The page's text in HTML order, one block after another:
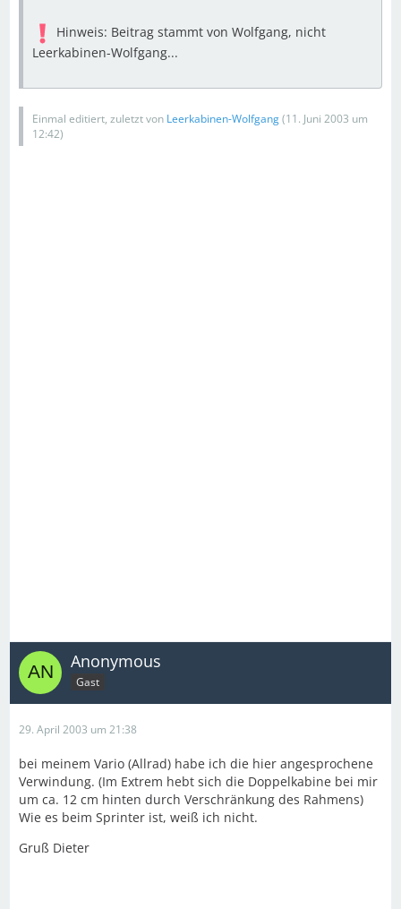
Hinweis: Beitrag stammt von Wolfgang, nicht
Leerkabinen-Wolfgang...
Einmal editiert, zuletzt von Leerkabinen-Wolfgang(11. Juni 2003 um
12:42)
Anonymous
Gast
29. April 2003 um 21:38
bei meinem Vario (Allrad) habe ich die hier angesprochene
Verwindung. (Im Extrem hebt sich die Doppelkabine bei mir
um ca. 12 cm hinten durch Verschränkung des Rahmens)
Wie es beim Sprinter ist, weiß ich nicht.
Gruß Dieter